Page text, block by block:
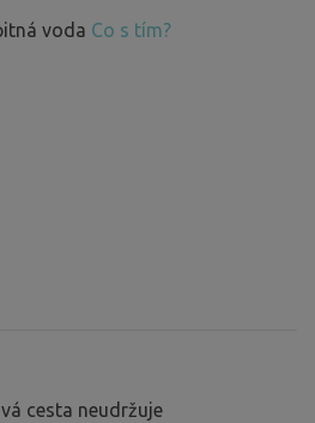
voda Co s tím?
cesta neudržuje